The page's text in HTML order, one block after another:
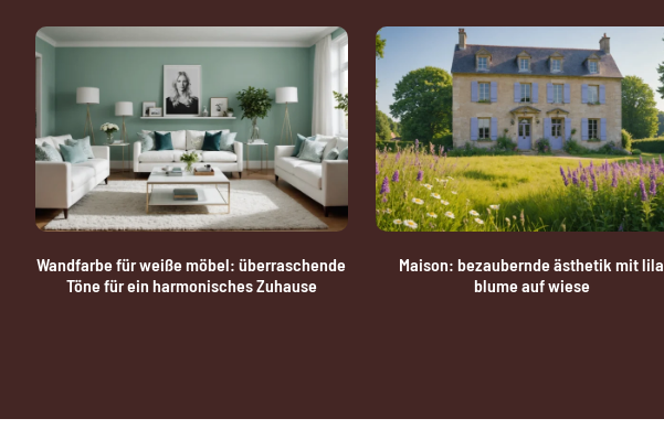
Wandfarbe für weiße möbel: überraschende
Töne für ein harmonisches Zuhause
Maison: bezaubernde ästhetik mit lila
blume auf wiese